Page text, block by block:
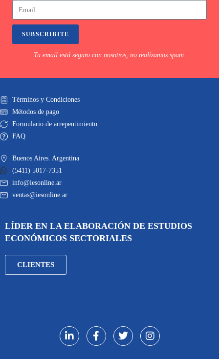
SUBSCRIBITE
Tu email está seguro con nosotros, no realizamos spam.
Términos y Condiciones
Métodos de pago
Formulario de arrepentimiento
FAQ
Buenos Aires. Argentina
(5411) 5017-7351
info@iesonline.ar
ventas@iesonline.ar
LÍDER EN LA ELABORACIÓN DE ESTUDIOS
ECONÓMICOS SECTORIALES
CLIENTES